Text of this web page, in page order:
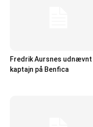
Fredrik Aursnes udnævnt
kaptajn på Benfica